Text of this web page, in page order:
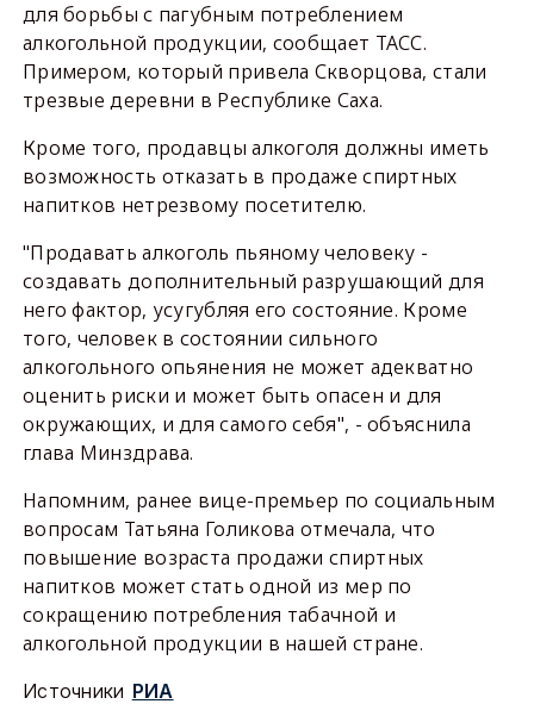
для борьбы с пагубным потреблением
алкогольной продукции, сообщает ТАСС.
Примером, который привела Скворцова, стали
трезвые деревни в Республике Саха.
Кроме того, продавцы алкоголя должны иметь
возможность отказать в продаже спиртных
напитков нетрезвому посетителю.
"Продавать алкоголь пьяному человеку -
создавать дополнительный разрушающий для
него фактор, усугубляя его состояние. Кроме
того, человек в состоянии сильного
алкогольного опьянения не может адекватно
оценить риски и может быть опасен и для
окружающих, и для самого себя", - объяснила
глава Минздрава.
Напомним, ранее вице-премьер по социальным
вопросам Татьяна Голикова отмечала, что
повышение возраста продажи спиртных
напитков может стать одной из мер по
сокращению потребления табачной и
алкогольной продукции в нашей стране.
Источники РИА